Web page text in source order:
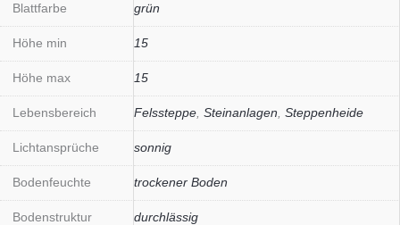
Blattfarbe grün
Höhe min 15
Höhe max 15
Lebensbereich Felssteppe Steinanlagen Steppenheide
Lichtansprüche sonnig
Bodenfeuchte trockener Boden
Bodenstruktur durchlässig